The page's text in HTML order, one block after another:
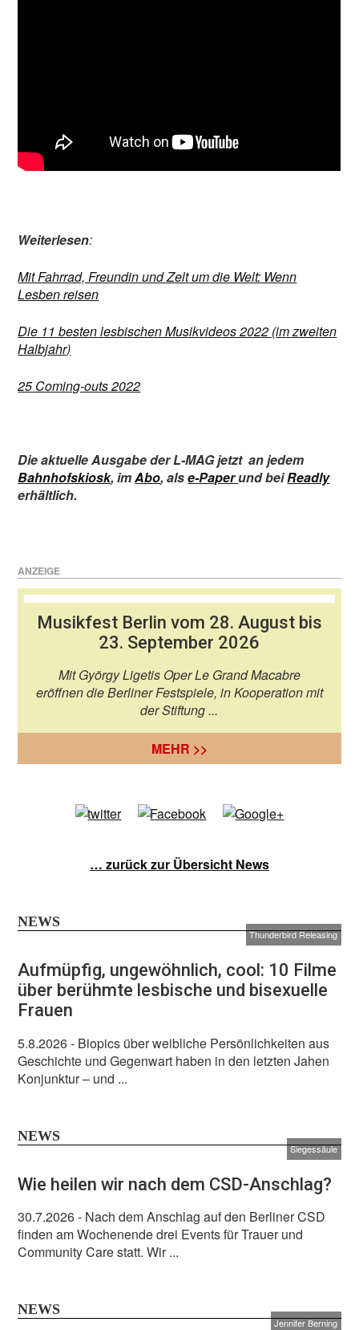
Weiterlesen:
Mit Fahrrad, Freundin und Zelt um die Welt: Wenn
Lesben reisen
Die 11 besten lesbischen Musikvideos 2022 (im zweiten
Halbjahr)
25 Coming-outs 2022
Die aktuelle Ausgabe der L-MAG jetzt an jedem
Bahnhofskiosk,imAbo,alse-Paperund beiReadly
erhältlich.
ANZEIGE
Musikfest Berlin vom 28. August bis
23. September 2026
Mit György Ligetis Oper Le Grand Macabre
eröffnen die Berliner Festspiele, in Kooperation mit
der Stiftung ...
MEHR >>
… zurück zur Übersicht News
NEWS
Thunderbird Releasing
Aufmüpfig, ungewöhnlich, cool: 10 Filme
über berühmte lesbische und bisexuelle
Frauen
5.8.2026- Biopics über weibliche Persönlichkeiten aus
Geschichte und Gegenwart haben in den letzten Jahen
Konjunktur – und ...
NEWS
Siegessäule
Wie heilen wir nach dem CSD-Anschlag?
30.7.2026- Nach dem Anschlag auf den Berliner CSD
finden am Wochenende drei Events für Trauer und
Community Care statt. Wir ...
NEWS
Jennifer Berning